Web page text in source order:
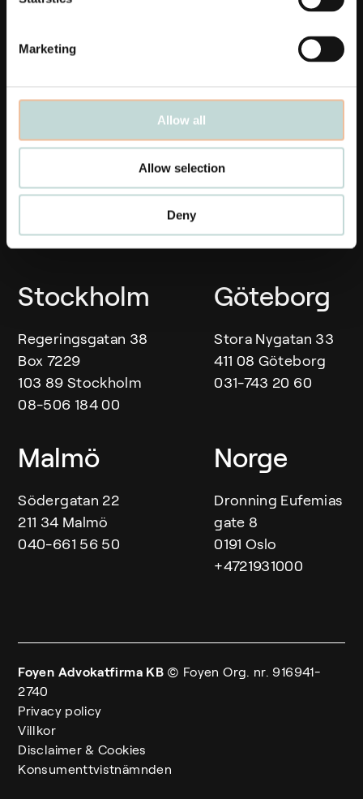
Marketing
Allow all
Allow selection
Deny
Affärsområden
Våra kontor
Våra kontor
Stockholm
Regeringsgatan 38
Box 7229
103 89 Stockholm
08-506 184 00
Göteborg
Stora Nygatan 33
411 08 Göteborg
031-743 20 60
Malmö
Södergatan 22
211 34 Malmö
040-661 56 50
Norge
Dronning Eufemias
gate 8
0191 Oslo
+4721931000
Foyen Advokatfirma KB © Foyen Org. nr. 916941-
2740
Privacy policy
Villkor
Disclaimer & Cookies
Konsumenttvistnämnden